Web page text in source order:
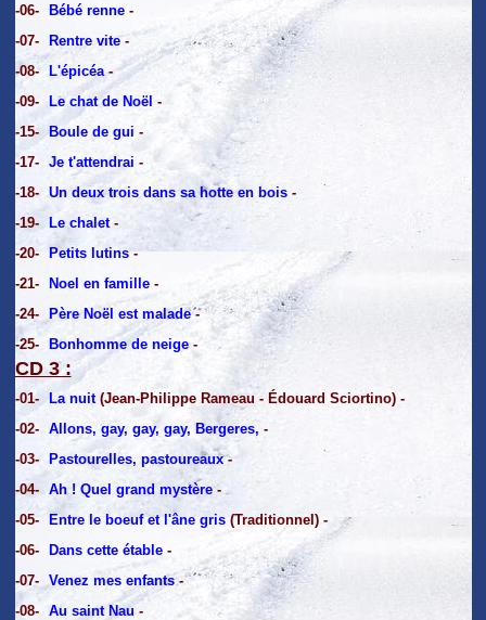
-06-
Bébé renne-
-07-
Rentre vite-
-08-
L'épicéa-
-09-
Le chat de Noël -
-15-
Boule de gui -
-17-
Je t'attendrai -
-18-
Un deux trois dans sa hotte en bois-
-19-
Le chalet-
-20-
Petits lutins-
-21-
Noel en famille-
-24-
Père Noël est malade-
-25-
Bonhomme de neige-
CD 3 :
-01- La nuit(Jean-Philippe Rameau - Édouard Sciortino) -
-02-
Allons, gay, gay, gay, Bergeres, -
-03-
Pastourelles, pastoureaux-
-04-
Ah ! Quel grand mystère-
-05-
Entre le boeuf et l'âne gris(Traditionnel) -
-06-
Dans cette étable-
-07-
Venez mes enfants-
-08-
Au saint Nau -